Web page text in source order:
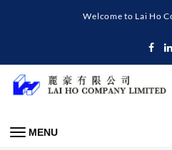
Welcome to Lai Ho
MENU